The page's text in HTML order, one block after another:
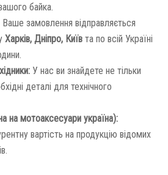
байка.
Ваше замовлення відправляється
Харків, Дніпро, Київ та по всій Україні
У нас ви знайдете не тільки
деталі для технічного
на мотоаксесуари україна):
вартість на продукцію відомих